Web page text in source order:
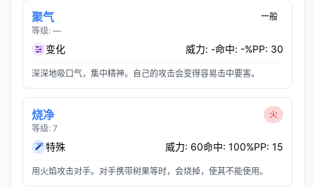
聚气
等级: —
一般
变化 威力: -命中: -%PP: 30
深深地吸口气，集中精神。自己的攻击会变得容易击中要害。
烧净
等级: 7
火
特殊 威力: 60命中: 100%PP: 15
用火焰攻击对手。对手携带树果等时，会烧掉，使其不能使用。